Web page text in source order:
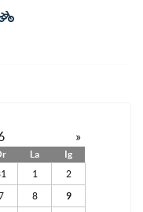
»
La
Ig
1 2
8 9